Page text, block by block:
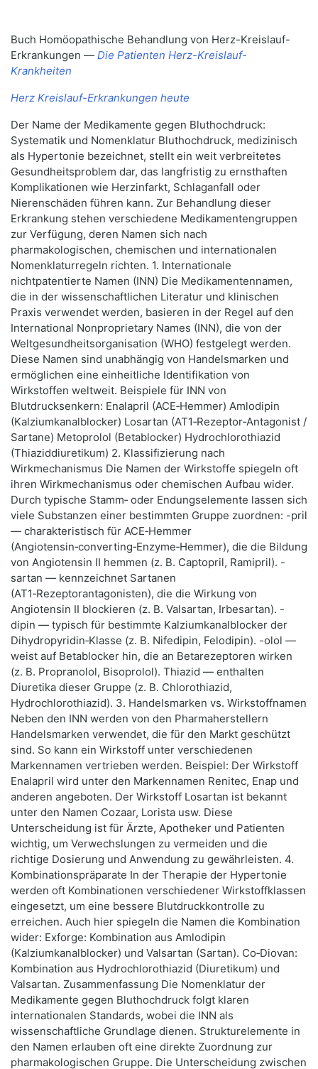
Buch Homöopathische Behandlung von Herz-Kreislauf-
Erkrankungen — Die Patienten Herz-Kreislauf-
Krankheiten
Herz Kreislauf-Erkrankungen heute
Der Name der Medikamente gegen Bluthochdruck:
Systematik und Nomenklatur Bluthochdruck, medizinisch
als Hypertonie bezeichnet, stellt ein weit verbreitetes
Gesundheitsproblem dar, das langfristig zu ernsthaften
Komplikationen wie Herzinfarkt, Schlaganfall oder
Nierenschäden führen kann. Zur Behandlung dieser
Erkrankung stehen verschiedene Medikamentengruppen
zur Verfügung, deren Namen sich nach
pharmakologischen, chemischen und internationalen
Nomenklaturregeln richten. 1. Internationale
nichtpatentierte Namen (INN) Die Medikamentennamen,
die in der wissenschaftlichen Literatur und klinischen
Praxis verwendet werden, basieren in der Regel auf den
International Nonproprietary Names (INN), die von der
Weltgesundheitsorganisation (WHO) festgelegt werden.
Diese Namen sind unabhängig von Handelsmarken und
ermöglichen eine einheitliche Identifikation von
Wirkstoffen weltweit. Beispiele für INN von
Blutdrucksenkern: Enalapril (ACE‑Hemmer) Amlodipin
(Kalziumkanalblocker) Losartan (AT1‑Rezeptor‑Antagonist /
Sartane) Metoprolol (Betablocker) Hydrochlorothiazid
(Thiaziddiuretikum) 2. Klassifizierung nach
Wirkmechanismus Die Namen der Wirkstoffe spiegeln oft
ihren Wirkmechanismus oder chemischen Aufbau wider.
Durch typische Stamm‑ oder Endungselemente lassen sich
viele Substanzen einer bestimmten Gruppe zuordnen: -pril
— charakteristisch für ACE‑Hemmer
(Angiotensin‑converting‑Enzyme‑Hemmer), die die Bildung
von Angiotensin II hemmen (z. B. Captopril, Ramipril). -
sartan — kennzeichnet Sartanen
(AT1‑Rezeptorantagonisten), die die Wirkung von
Angiotensin II blockieren (z. B. Valsartan, Irbesartan). -
dipin — typisch für bestimmte Kalziumkanalblocker der
Dihydropyridin‑Klasse (z. B. Nifedipin, Felodipin). -olol —
weist auf Betablocker hin, die an Betarezeptoren wirken
(z. B. Propranolol, Bisoprolol). Thiazid — enthalten
Diuretika dieser Gruppe (z. B. Chlorothiazid,
Hydrochlorothiazid). 3. Handelsmarken vs. Wirkstoffnamen
Neben den INN werden von den Pharmaherstellern
Handelsmarken verwendet, die für den Markt geschützt
sind. So kann ein Wirkstoff unter verschiedenen
Markennamen vertrieben werden. Beispiel: Der Wirkstoff
Enalapril wird unter den Markennamen Renitec, Enap und
anderen angeboten. Der Wirkstoff Losartan ist bekannt
unter den Namen Cozaar, Lorista usw. Diese
Unterscheidung ist für Ärzte, Apotheker und Patienten
wichtig, um Verwechslungen zu vermeiden und die
richtige Dosierung und Anwendung zu gewährleisten. 4.
Kombinationspräparate In der Therapie der Hypertonie
werden oft Kombinationen verschiedener Wirkstoffklassen
eingesetzt, um eine bessere Blutdruckkontrolle zu
erreichen. Auch hier spiegeln die Namen die Kombination
wider: Exforge: Kombination aus Amlodipin
(Kalziumkanalblocker) und Valsartan (Sartan). Co‑Diovan:
Kombination aus Hydrochlorothiazid (Diuretikum) und
Valsartan. Zusammenfassung Die Nomenklatur der
Medikamente gegen Bluthochdruck folgt klaren
internationalen Standards, wobei die INN als
wissenschaftliche Grundlage dienen. Strukturelemente in
den Namen erlauben oft eine direkte Zuordnung zur
pharmakologischen Gruppe. Die Unterscheidung zwischen